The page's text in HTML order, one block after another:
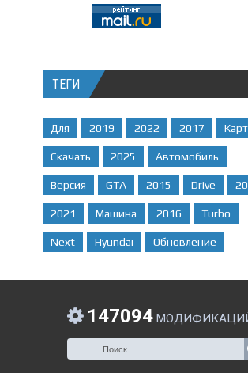
ТЕГИ
Для 2019 2022 2017
Скачать 2025 Автомобиль
Версия GTA 2015 Drive
2021 Машина 2016 Turbo
Next Hyundai Обновление
147094